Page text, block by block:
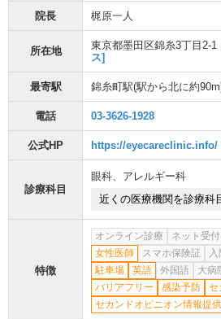
院長 梶原一人
所在地 東京都墨田区錦糸3丁目2-
ス]
最寄駅 錦糸町駅(駅から北に約90m
電話 03-3626-1928
公式HP https://eyecareclinic.info/
診療科目
眼科、 アレルギー科
近くの医療機関を診療科
特徴
オンライン診療 ネット受付
女性医師
スマホ保険証
駐車場
英語 外国語 大病
バリアフリー
感染予防
セ
セカンドオピニオン情報提